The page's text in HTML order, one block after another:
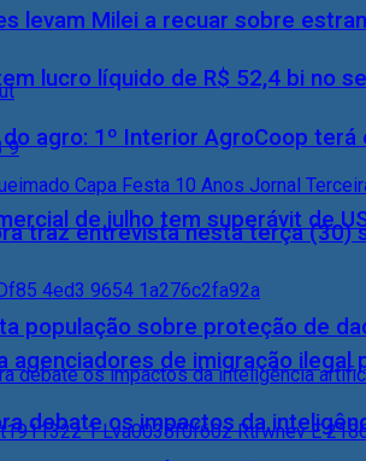
lucro líquido de R$ 52,4 bi no
de julho tem superávit de
agenciadores de imigração ilegal
levam Milei a recuar sobre
agro: 1º Interior AgroCoop
traz entrevista nesta terça (30)
população sobre proteção de
debate os impactos da